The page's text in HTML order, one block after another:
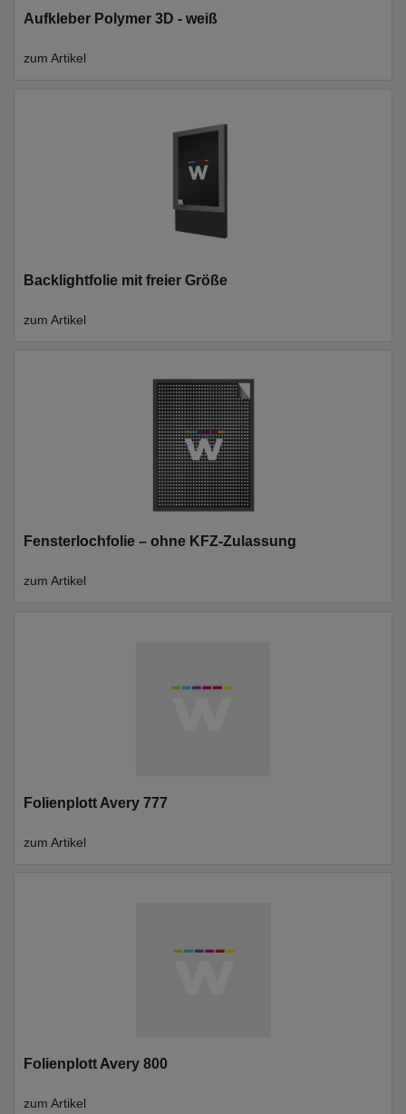
Aufkleber Polymer 3D - weiß
zum Artikel
Backlightfolie mit freier Größe
zum Artikel
Fensterlochfolie – ohne KFZ-Zulassung
zum Artikel
Folienplott Avery 777
zum Artikel
Folienplott Avery 800
zum Artikel